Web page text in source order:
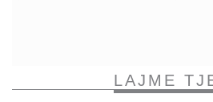
LAJME